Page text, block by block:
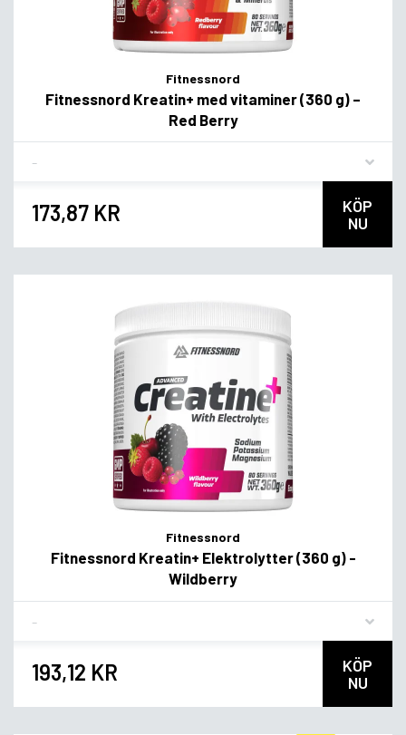
Fitnessnord
Fitnessnord Kreatin+ med vitaminer (360 g) –
Red Berry
173,87 KR
KÖP
NU
Fitnessnord
Fitnessnord Kreatin+ Elektrolytter (360 g) -
Wildberry
193,12 KR
KÖP
NU